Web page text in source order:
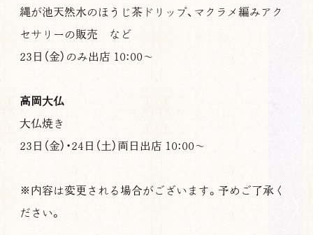
縄が池天然水のほうじ茶ドリップ、マクラメ編みアク
セサリーの販売 など
23日（金）のみ出店 10:00〜
高岡大仏
大仏焼き
23日（金）・24日（土）両日出店 10:00〜
※内容は変更される場合がございます。予めご了承く
ださい。